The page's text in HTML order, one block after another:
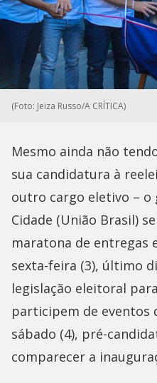
(Foto: Jeiza Russo/A CRÍTICA)
Mesmo ainda não
sua candidatura à
outro cargo eletivo – o
Cidade (União Brasil)
maratona de entregas
sexta-feira (3), último
legislação eleitoral
participem de
sábado (4), pré-
comparecer a